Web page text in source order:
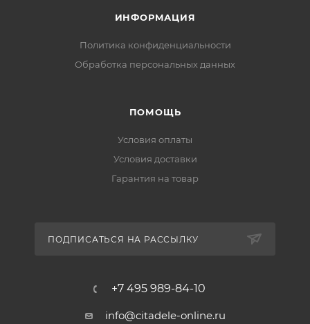
ИНФОРМАЦИЯ
Политика конфиденциальности
Обработка персональных данных
ПОМОЩЬ
Условия оплаты
Условия доставки
Гарантия на товар
ПОДПИСАТЬСЯ НА РАССЫЛКУ
+7 495 989-84-10
info@citadele-online.ru